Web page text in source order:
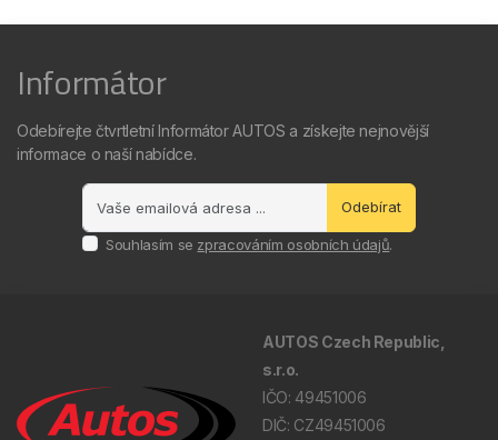
Informátor
Odebírejte čtvrtletní Informátor AUTOS a získejte nejnovější
informace o naší nabídce.
Odebírat
Souhlasím se zpracováním osobních údajů.
AUTOS Czech Republic,
s.r.o.
IČO: 49451006
DIČ: CZ49451006